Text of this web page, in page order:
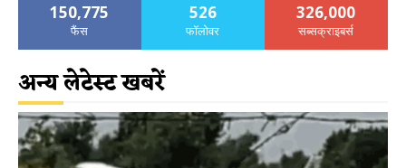
150,775
फैंस
526
फॉलोवर
326,000
सब्सक्राइबर्स
अन्य लेटेस्ट खबरें